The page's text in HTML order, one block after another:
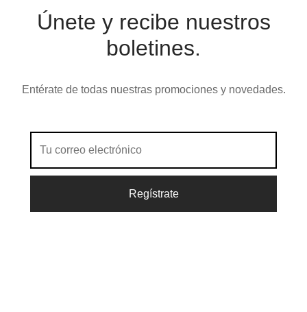
Únete y recibe nuestros
boletines.
Entérate de todas nuestras promociones y novedades.